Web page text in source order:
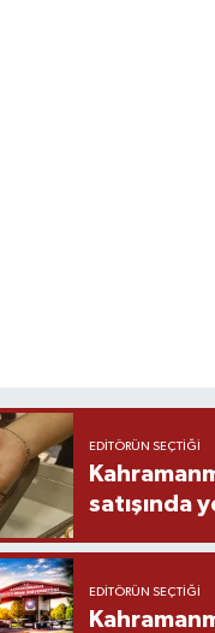
EDITÖRÜN SEÇTIĞI
satışında
EDITÖRÜN SEÇTIĞI